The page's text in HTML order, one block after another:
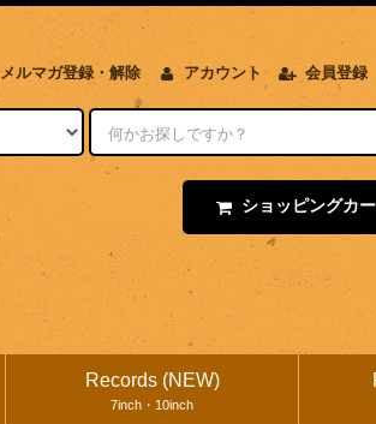
メルマガ登録・解除 アカウント 会員登録
ショッピングカ
Records (NEW)
7inch・10inch